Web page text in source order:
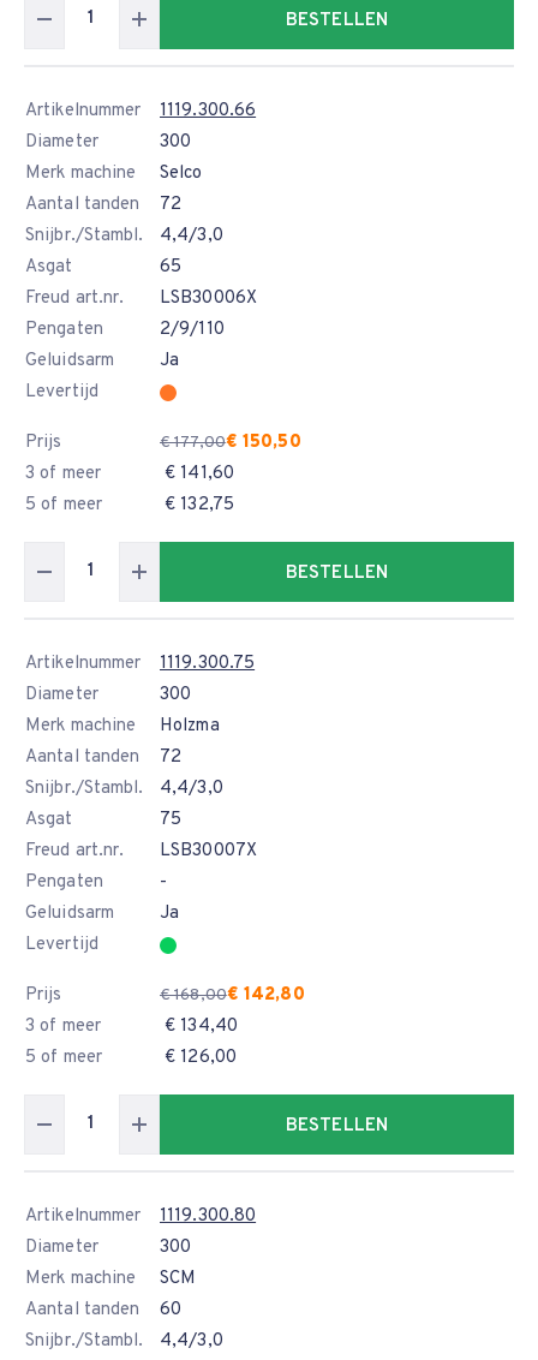
BESTELLEN
Artikelnummer
1119.300.66
Diameter
300
Merk machine
Selco
Aantal tanden
72
Snijbr./Stambl.
4,4/3,0
Asgat
65
Freud art.nr.
LSB30006X
Pengaten
2/9/110
Geluidsarm
Ja
Levertijd
Prijs € 177,00€ 150,50
3 of meer
€ 141,60
5 of meer
€ 132,75
BESTELLEN
Artikelnummer
1119.300.75
Diameter
300
Merk machine
Holzma
Aantal tanden
72
Snijbr./Stambl.
4,4/3,0
Asgat
75
Freud art.nr.
LSB30007X
Pengaten
-
Geluidsarm
Ja
Levertijd
Prijs € 168,00€ 142,80
3 of meer
€ 134,40
5 of meer
€ 126,00
BESTELLEN
Artikelnummer
1119.300.80
Diameter
300
Merk machine
SCM
Aantal tanden
60
Snijbr./Stambl.
4,4/3,0